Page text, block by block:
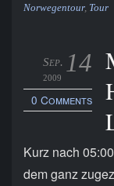
Norwegentour, Tour
14
Sep.
2009
0 Comments
Kurz nach
dem ganz